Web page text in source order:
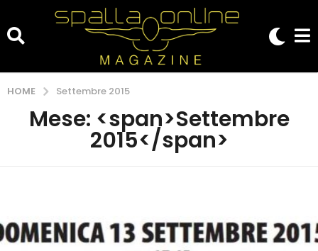
HOME Settembre 2015
Mese: <span>Settembre
2015</span>